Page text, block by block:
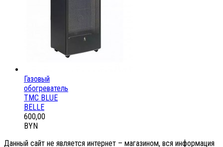
Газовый
обогреватель
ТМС BLUE
BELLE
600,00
BYN
Данный сайт не является интернет – магазином, вся информация